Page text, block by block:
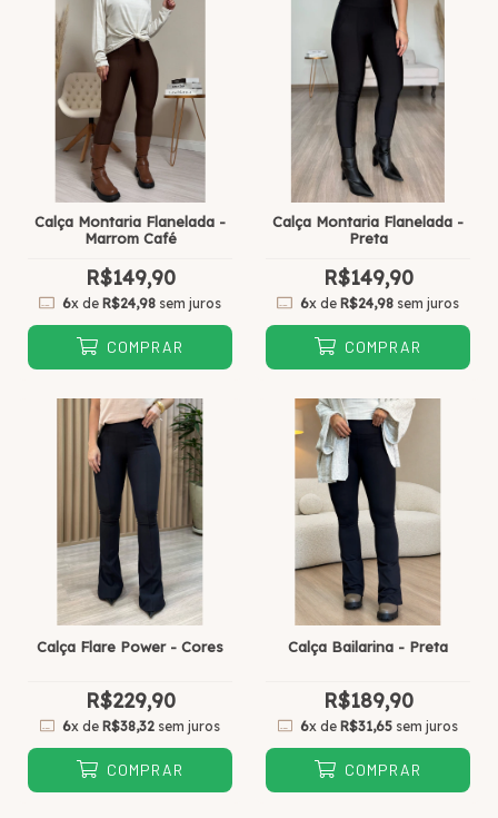
Calça Montaria Flanelada -
Marrom Café
R$149,90
6x de R$24,98sem juros
COMPRAR
Calça Montaria Flanelada -
Preta
R$149,90
6x de R$24,98sem juros
COMPRAR
Calça Flare Power - Cores
R$229,90
6x deR$38,32 sem juros
COMPRAR
Calça Bailarina - Preta
R$189,90
6x deR$31,65 sem juros
COMPRAR